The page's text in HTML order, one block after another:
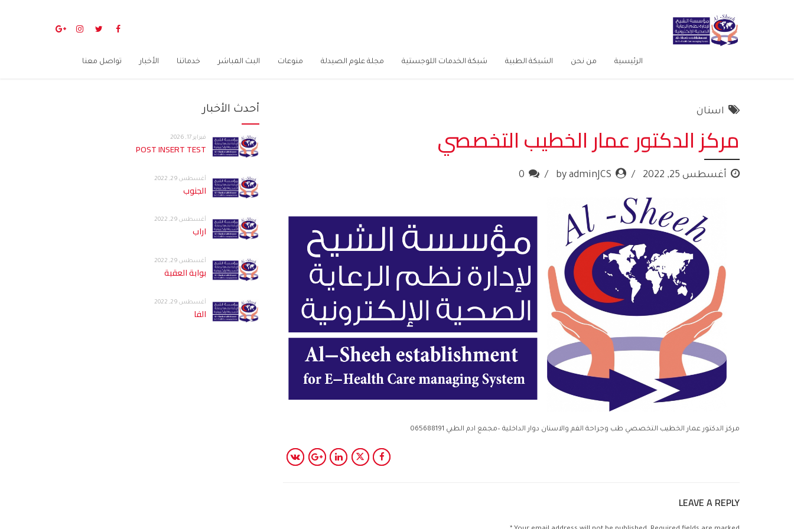
الرئيسية من نحن الشبكة الطبية شبكة الخدمات اللوجستية مجلة علوم الصيدلة منوعات البث المباشر خدماتنا الأخبار تواصل معنا
اسنان
مركز الدكتور عمار الخطيب التخصصي
أغسطس 25, 2022 by adminJCS
0
مركز الدكتور عمار الخطيب التخصصي طب وجراحة الفم والاسنان دوار الداخلية –مجمع ادم الطبي 065688191
LEAVE A REPLY
أحدث الأخبار
فبراير 17, 2026
POST INSERT TEST
أغسطس 29, 2022
الجنوب
أغسطس 29, 2022
اراب
أغسطس 29, 2022
بوابة العقبة
أغسطس 29, 2022
الفا